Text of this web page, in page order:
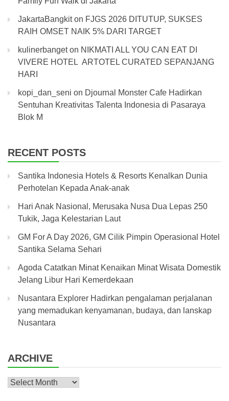
JakartaBangkiton FJGS 2026 DITUTUP, SUKSES
RAIH OMSET NAIK 5% DARI TARGET
kulinerbangeton NIKMATI ALL YOU CAN EAT DI
VIVERE HOTEL ARTOTEL CURATED SEPANJANG
HARI
kopi_dan_seni on Djournal Monster Cafe Hadirkan
Sentuhan Kreativitas Talenta Indonesia di Pasaraya
Blok M
RECENT POSTS
Santika Indonesia Hotels & Resorts Kenalkan Dunia
Perhotelan Kepada Anak-anak
Hari Anak Nasional, Merusaka Nusa Dua Lepas 250
Tukik, Jaga Kelestarian Laut
GM For A Day 2026, GM Cilik Pimpin Operasional Hotel
Santika Selama Sehari
Agoda Catatkan Minat Kenaikan Minat Wisata Domestik
Jelang Libur Hari Kemerdekaan
Nusantara Explorer Hadirkan pengalaman perjalanan
yang memadukan kenyamanan, budaya, dan lanskap
Nusantara
ARCHIVE
Archive